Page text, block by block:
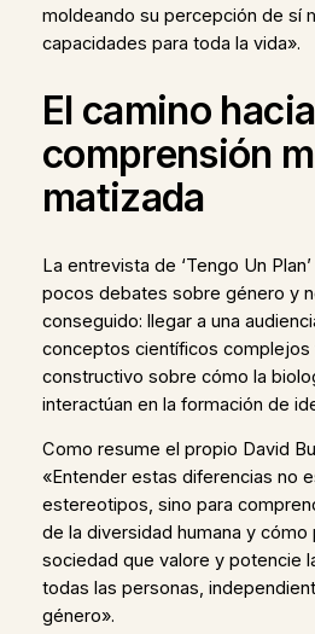
moldeando su percepción de sí
capacidades para toda la vida».
El camino
comprensión
matizada
La entrevista de ‘Tengo Un
pocos debates sobre género y
conseguido: llegar a una
conceptos científicos complejos
constructivo sobre cómo la
interactúan en la formación de
Como resume el propio David
«Entender estas diferencias no
estereotipos, sino para
de la diversidad humana y
sociedad que valore y potencie
todas las personas,
género».